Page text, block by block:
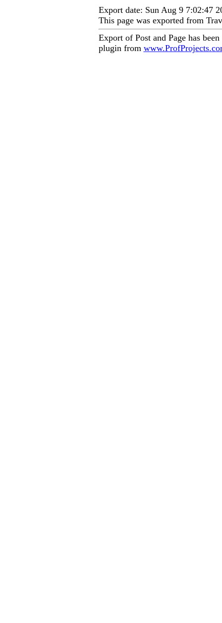
Export date: Sun Aug 9 7:02:47
This page was exported from
Export of Post and Page has
plugin from